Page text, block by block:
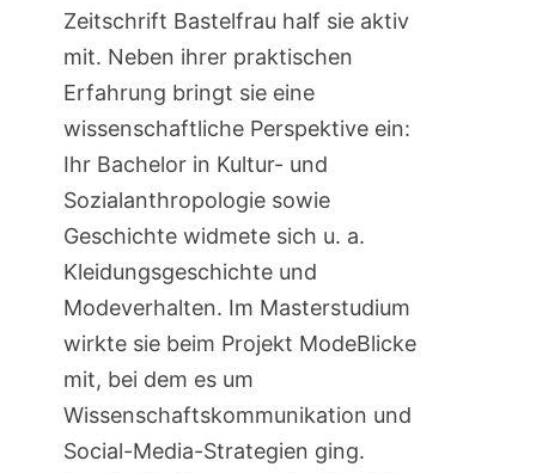
Zeitschrift Bastelfrau half sie aktiv
mit. Neben ihrer praktischen
Erfahrung bringt sie eine
wissenschaftliche Perspektive ein:
Ihr Bachelor in Kultur- und
Sozialanthropologie sowie
Geschichte widmete sich u. a.
Kleidungsgeschichte und
Modeverhalten. Im Masterstudium
wirkte sie beim Projekt ModeBlicke
mit, bei dem es um
Wissenschaftskommunikation und
Social-Media-Strategien ging.